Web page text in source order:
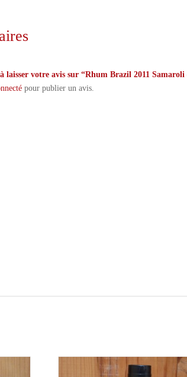
laisser votre avis sur “Rhum Brazil 2011
pour publier un avis.